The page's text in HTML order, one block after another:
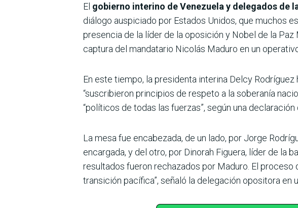
El gobierno interino de Venezuela y delegados de
diálogo auspiciado por Estados Unidos, que muchos
presencia de la líder de la oposición y Nobel de la
captura del mandatario Nicolás Maduro en un
En este tiempo, la presidenta interina Delcy
“suscribieron principios de respeto a la soberanía
“políticos de todas las fuerzas”, según una
La mesa fue encabezada, de un lado, por Jorge
encargada, y del otro, por Dinorah Figuera, líder de la
resultados fueron rechazados por Maduro. El
transición pacífica”, señaló la delegación opositora en